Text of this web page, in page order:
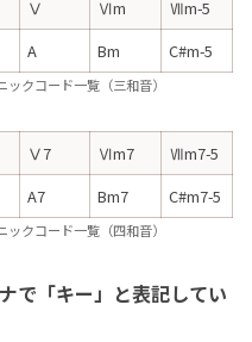
Ⅴ Ⅵm
Ⅶm-5
A Bm C#m-5
ックコード一覧（三和音）
Ⅴ7 Ⅵm7
Ⅶm7-5
A7 Bm7 C#m7-5
ックコード一覧（四和音）
で「キー」と表記してい